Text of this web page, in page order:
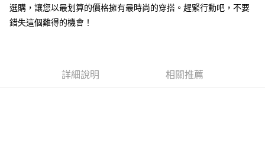
2.付款方式選擇「大哥付你分期」，訂單成立後會自動跳轉到大哥付的交易
流程，驗證手機門號後，選擇欲分期的期數、繳款截止日，確認付款後即完
成交易。
法說明評估內容。
【繳款方式說明】
相關說明
【關於「AFTEE先享後付」】
３．安心：先確認商品／服務後，再付款。
選購，讓您以最划算的價格擁有最時尚的穿搭。趕緊行動吧，不要
錯失這個難得的機會！
詳細說明 相關推薦